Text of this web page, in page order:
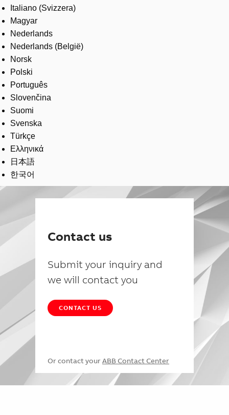
Italiano (Svizzera)
Magyar
Nederlands
Nederlands (België)
Norsk
Polski
Português
Slovenčina
Suomi
Svenska
Türkçe
Ελληνικά
日本語
한국어
Contact us
Submit your inquiry and
we will contact you
CONTACT US
Or contact your ABB Contact Center